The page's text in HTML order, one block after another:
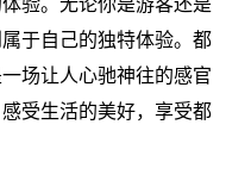
于自己的独特体验。都
场让人心驰神往的感官
受生活的美好，享受都